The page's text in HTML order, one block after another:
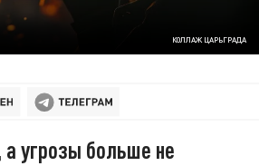
КОЛЛАЖ ЦАРЬГРАДА
а угрозы больше не